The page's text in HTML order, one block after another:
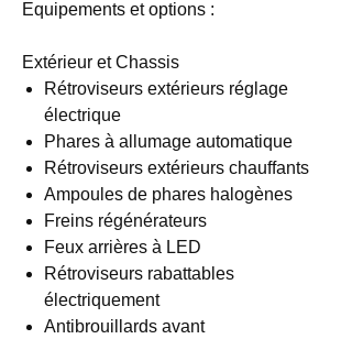
Equipements et options :
Extérieur et Chassis
Rétroviseurs extérieurs réglage
électrique
Phares à allumage automatique
Rétroviseurs extérieurs chauffants
Ampoules de phares halogènes
Freins régénérateurs
Feux arrières à LED
Rétroviseurs rabattables
électriquement
Antibrouillards avant